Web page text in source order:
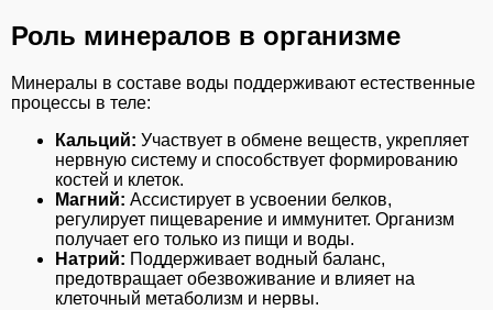
Роль минералов в организме
Минералы в составе воды поддерживают естественные
процессы в теле:
Кальций: Участвует в обмене веществ, укрепляет
нервную систему и способствует формированию
костей и клеток.
Магний: Ассистирует в усвоении белков,
регулирует пищеварение и иммунитет. Организм
получает его только из пищи и воды.
Натрий: Поддерживает водный баланс,
предотвращает обезвоживание и влияет на
клеточный метаболизм и нервы.